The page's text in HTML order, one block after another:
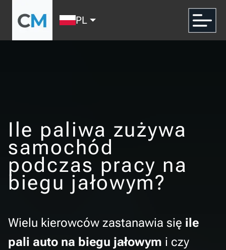
PL
Ile paliwa zużywa
samochód
podczas pracy na
biegu jałowym?
Wielu kierowców zastanawia się ile
pali auto na biegu jałowym i czy